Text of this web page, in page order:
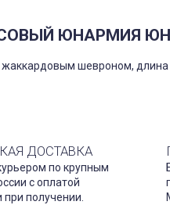
ЮНАРМИЯ
шевроном, длина
ДОСТАВКА
по крупным
с оплатой
получении.